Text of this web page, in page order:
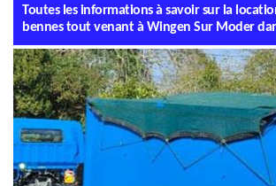
Toutes les informations à savoir sur la
bennes tout venant à Wingen Sur Moder